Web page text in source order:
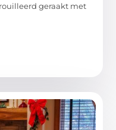
geraakt met